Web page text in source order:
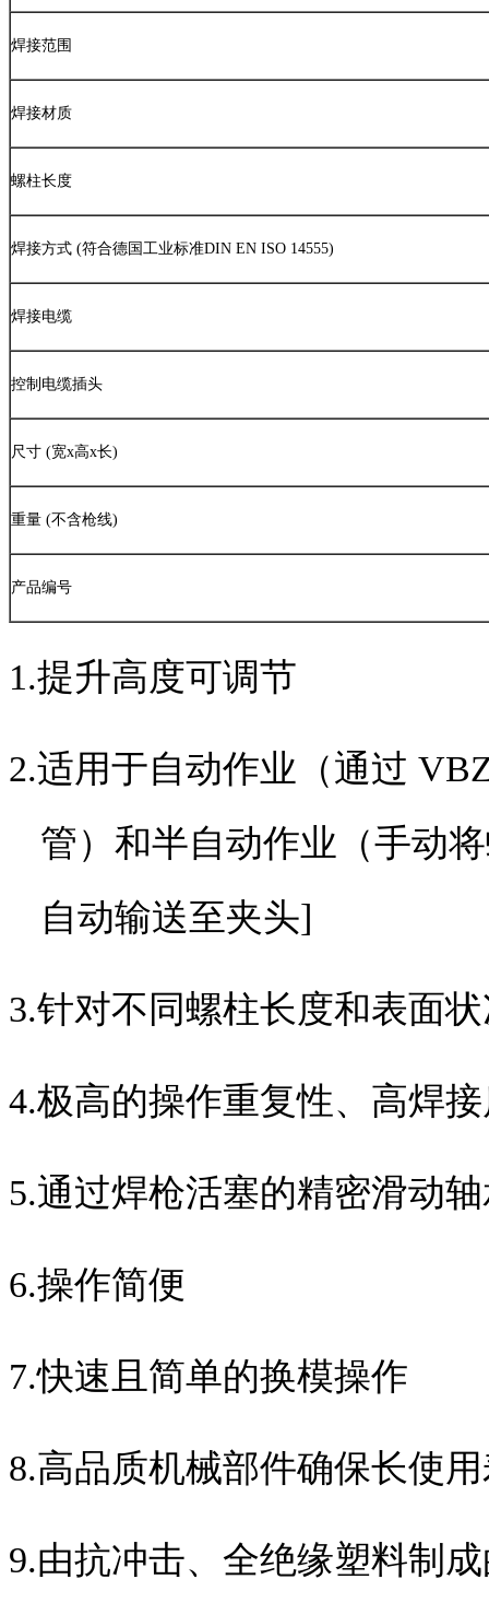
焊接范围
焊接材质
螺柱长度
焊接方式 (符合德国工业标准DIN EN ISO 14555)
焊接电缆
控制电缆插头
尺寸 (宽x高x长)
重量 (不含枪线)
产品编号
1.提升高度可调节
2.适用于自动作业（通过
管）和半自动作业（手动
自动输送至夹头]
3.针对不同螺柱长度和表面
4.极高的操作重复性、高焊
5.通过焊枪活塞的精密滑动
6.操作简便
7.快速且简单的换模操作
8.高品质机械部件确保长使
9.由抗冲击、全绝缘塑料制